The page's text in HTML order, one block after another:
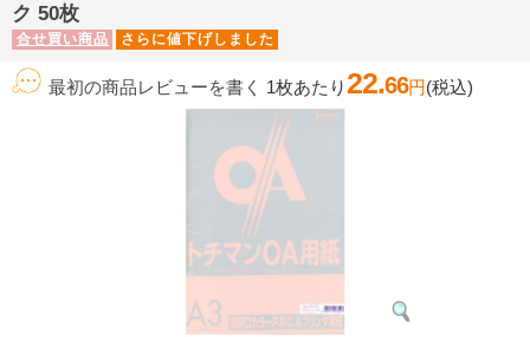
ク 50枚
合せ買い商品 さらに値下げしました
最初の商品レビューを書く 1枚あたり22.66円(税込)